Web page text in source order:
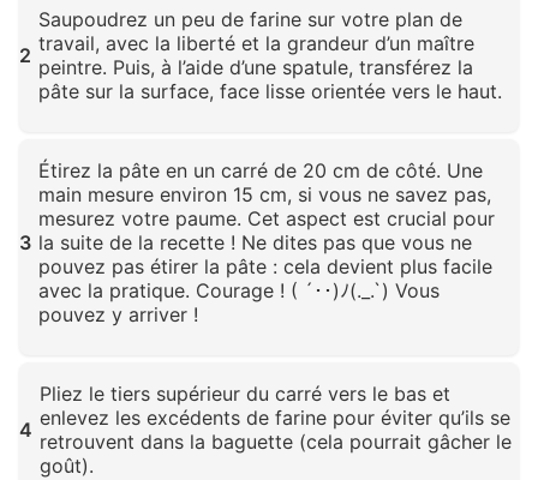
2
Saupoudrez un peu de farine sur votre plan de
travail, avec la liberté et la grandeur d’un maître
peintre. Puis, à l’aide d’une spatule, transférez la
pâte sur la surface, face lisse orientée vers le haut.
3
Étirez la pâte en un carré de 20 cm de côté. Une
main mesure environ 15 cm, si vous ne savez pas,
mesurez votre paume. Cet aspect est crucial pour
la suite de la recette ! Ne dites pas que vous ne
pouvez pas étirer la pâte : cela devient plus facile
avec la pratique. Courage ! ( ´･･)ﾉ(._.`) Vous
pouvez y arriver !
4
Pliez le tiers supérieur du carré vers le bas et
enlevez les excédents de farine pour éviter qu’ils se
retrouvent dans la baguette (cela pourrait gâcher le
goût).